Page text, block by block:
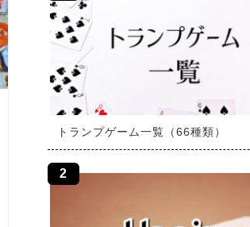
トランプゲーム一覧（66種類）